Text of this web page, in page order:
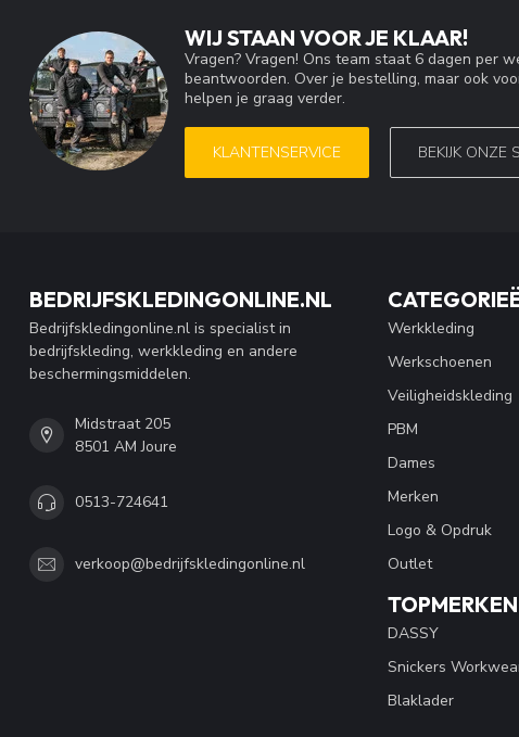
WIJ STAAN VOOR JE KLAAR!
Vragen? Vragen! Ons team staat 6 dagen per
beantwoorden. Over je bestelling, maar ook
helpen je graag verder.
KLANTENSERVICE BEKIJK ONZE
BEDRIJFSKLEDINGONLINE.NL
Bedrijfskledingonline.nl is specialist in
bedrijfskleding, werkkleding en andere
beschermingsmiddelen.
Midstraat 205
8501 AM Joure
0513-724641
verkoop@bedrijfskledingonline.nl
Werkkleding
Werkschoenen
Veiligheidskleding
PBM
Dames
Merken
Logo & Opdruk
Outlet
TOPMERKEN
DASSY
Snickers
Blaklader